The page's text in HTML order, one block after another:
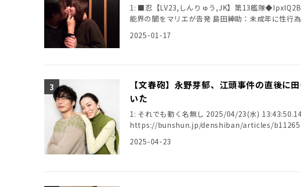
1: ■忍【LV23,しんりゅう,JK】第13艦隊
能界の闇をマリエが告発 島田紳助：未成年に性行
2025-01-17
【文春砲】永野芽郁、江頭事件の直後
いた
1: それでも動く名無し 2025/04/23(水)
https://bunshun.jp/denshiban/articles/b11265
2025-04-23